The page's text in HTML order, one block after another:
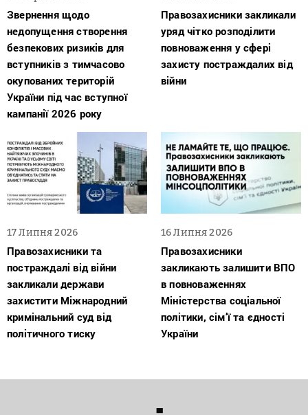
Звернення щодо
недопущення створення
безпекових ризиків для
вступників з тимчасово
окупованих територій
України під час вступної
кампанії 2026 року
Правозахисники закликали
уряд чітко розподілити
повноваження у сфері
захисту постраждалих від
війни
17 Липня 2026
Правозахисники та
постраждалі від війни
закликали держави
захистити Міжнародний
кримінальний суд від
політичного тиску
16 Липня 2026
Правозахисники
закликають залишити ВПО
в повноваженнях
Міністерства соціальної
політики, сім’ї та єдності
України